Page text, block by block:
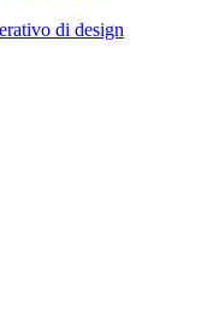
di design